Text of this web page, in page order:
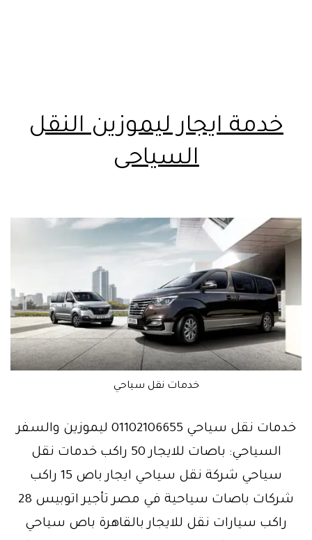
خدمة ايجار ليموزين النقل
السياحى
خدمات نقل سياحي
خدمات نقل سياحي 01102106655 ليموزين والسفر
السياحي: باصات للايجار 50 راكب خدمات نقل
سياحي شركة نقل سياحي ايجار باص 15 راكب
شركات باصات سياحية في مصر تأجير اتوبيس 28
راكب سيارات نقل للايجار بالقاهرة باص سياحي